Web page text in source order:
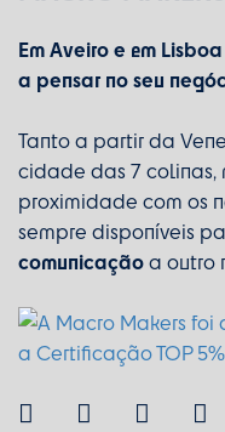
Em Aveiro e em Lisboa
a pensar no seu
Tanto a partir da
cidade das 7 colinas,
proximidade com os
sempre disponíveis
comunicaçãoa outro